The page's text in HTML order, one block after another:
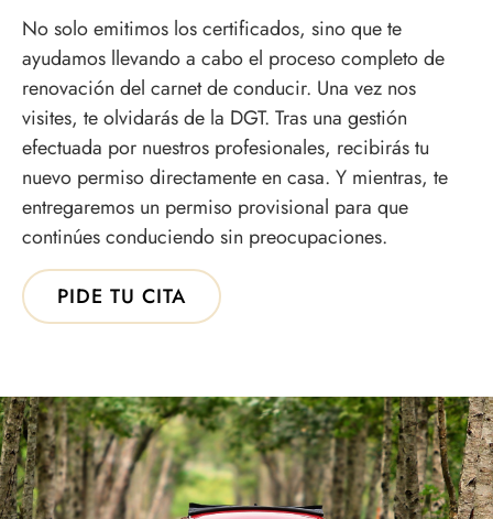
No solo emitimos los certificados, sino que te
ayudamos llevando a cabo el proceso completo de
renovación del carnet de conducir. Una vez nos
visites, te olvidarás de la DGT. Tras una gestión
efectuada por nuestros profesionales, recibirás tu
nuevo permiso directamente en casa. Y mientras, te
entregaremos un permiso provisional para que
continúes conduciendo sin preocupaciones.
PIDE TU CITA